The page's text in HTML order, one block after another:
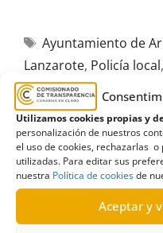
Utilizamos cookies propias y
personalización de nuestros
el uso de cookies, rechazarlas
utilizadas. Para editar sus
nuestra Política de cookiesde
Aceptar y
Ayuntamiento de
Lanzarote, Policía local,
Terminación
R507/604/662/2023